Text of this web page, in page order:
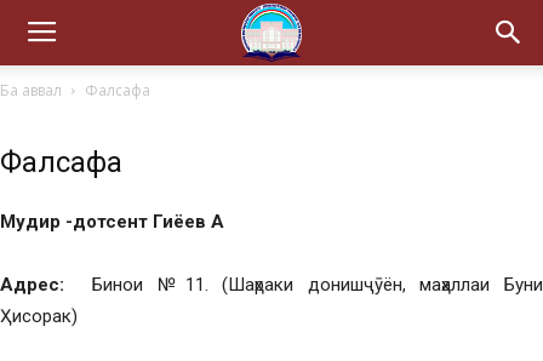
Ба аввал Фалсафа
Фалсафа
Мудир -дотсент Гиёев А
Адрес: Бинои №11. (Шаҳраки донишҷӯён, маҳаллаи Буни
Ҳисорак)